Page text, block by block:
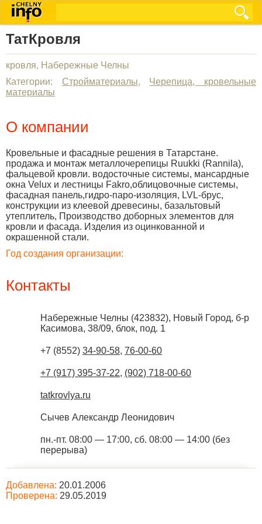
ТатКровля
кровля, Набережные Челны
Категории: Стройматериалы, Черепица, кровельные
материалы
О компании
Кровельные и фасадные решения в Татарстане.
продажа и монтаж металлочерепицы Ruukki (Rannila),
фальцевой кровли. водосточные системы, мансардные
окна Velux и лестницы Fakro,облицовочные системы,
фасадная панель,гидро-паро-изоляция, LVL-брус,
конструкции из клеевой древесины, базальтовый
утеплитель, Производство доборных элементов для
кровли и фасада. Изделия из оцинкованной и
окрашенной стали.
Год создания организации:
Контакты
Набережные Челны (423832), Новый Город, б-р
Касимова, 38/09, блок, под. 1
+7 (8552) 34-90-58, 76-00-60
+7 (917) 395-37-22, (902) 718-00-60
tatkrovlya.ru
Сычев Александр Леонидович
пн.-пт. 08:00 — 17:00, сб. 08:00 — 14:00 (без
перерыва)
Добавлена: 20.01.2006
Проверена: 29.05.2019